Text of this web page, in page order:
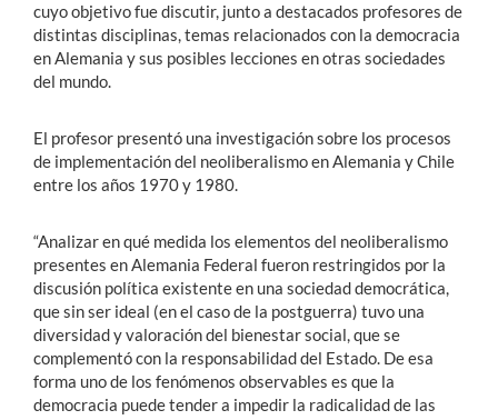
cuyo objetivo fue discutir, junto a destacados profesores de
distintas disciplinas, temas relacionados con la democracia
en Alemania y sus posibles lecciones en otras sociedades
del mundo.
El profesor presentó una investigación sobre los procesos
de implementación del neoliberalismo en Alemania y Chile
entre los años 1970 y 1980.
“Analizar en qué medida los elementos del neoliberalismo
presentes en Alemania Federal fueron restringidos por la
discusión política existente en una sociedad democrática,
que sin ser ideal (en el caso de la postguerra) tuvo una
diversidad y valoración del bienestar social, que se
complementó con la responsabilidad del Estado. De esa
forma uno de los fenómenos observables es que la
democracia puede tender a impedir la radicalidad de las